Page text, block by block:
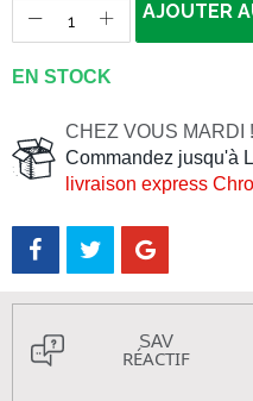
AJOUTER
EN STOCK
CHEZ VOUS MARDI
Commandez jusqu'à
livraison express
SAV
RÉACTIF